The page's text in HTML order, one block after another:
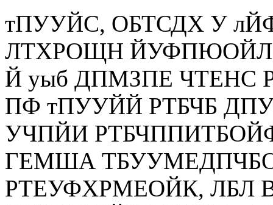
тПУУЙС, ОБТСДХ У
ЛТХРОЩН
Й уыб ДПМЗПЕ
ПФ тПУУЙЙ РТБЧБ
УЧПЙИ
ГЕМША
РТЕУФХРМЕОЙК, ЛБЛ